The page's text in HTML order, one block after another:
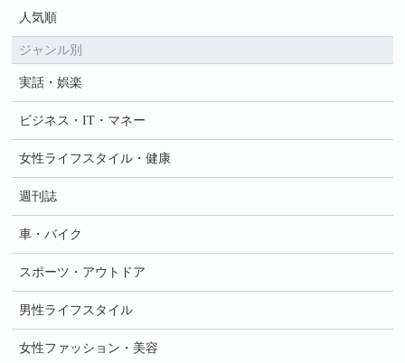
人気順
ジャンル別
実話・娯楽
ビジネス・IT・マネー
女性ライフスタイル・健康
週刊誌
車・バイク
スポーツ・アウトドア
男性ライフスタイル
女性ファッション・美容